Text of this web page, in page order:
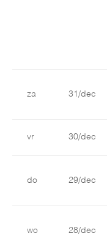
za 31/dec
vr 30/dec
do 29/dec
wo 28/dec